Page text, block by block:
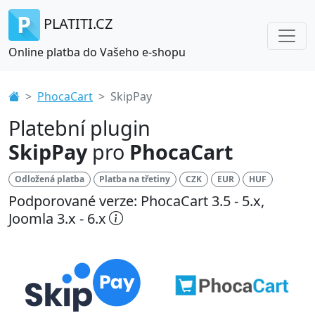
PLATITI.CZ
Online platba do Vašeho e-shopu
PhocaCart SkipPay
Platební plugin
SkipPaypro PhocaCart
Odložená platba Platba na třetiny CZK EUR HUF
Podporované verze: PhocaCart 3.5 - 5.x,
Joomla 3.x - 6.x